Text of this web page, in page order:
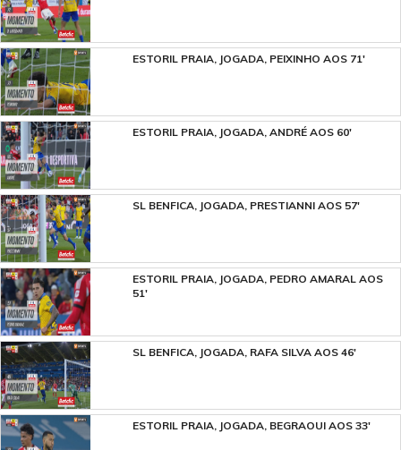
ESTORIL PRAIA, JOGADA, PEIXINHO AOS 71'
ESTORIL PRAIA, JOGADA, ANDRÉ AOS 60'
SL BENFICA, JOGADA, PRESTIANNI AOS 57'
ESTORIL PRAIA, JOGADA, PEDRO AMARAL AOS
51'
SL BENFICA, JOGADA, RAFA SILVA AOS 46'
ESTORIL PRAIA, JOGADA, BEGRAOUI AOS 33'